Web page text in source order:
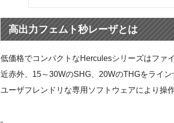
高出力フェムト秒レーザとは
低価格でコンパクトなHerculesシリーズはファ
近赤外、15～30WのSHG、20WのTHGをライン
ユーザフレンドリな専用ソフトウェアにより操